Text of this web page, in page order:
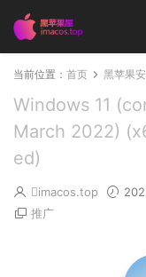
当前位置： 首页 黑苹果
Windows 11
March 2022)
ed)
imacos.top
推广